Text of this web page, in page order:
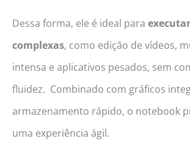
Dessa forma, ele é ideal para
complexas, como edição de vídeos,
intensa e aplicativos pesados, sem
fluidez. Combinado com gráficos
armazenamento rápido, o notebook
uma experiência ágil.